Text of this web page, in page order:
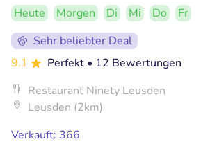
Heute Morgen Di Mi Do
Fr
Sehr beliebter Deal
9.1
Perfekt • 12 Bewertungen
Restaurant Ninety Leusden
Leusden (2km)
Verkauft: 366